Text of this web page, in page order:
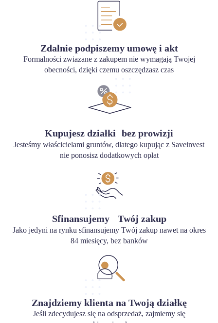
Zdalnie podpiszemy umowę i akt
Formalności zwiazane z zakupem nie wymagają Twojej
obecności, dzięki czemu oszczędzasz czas
Kupujesz działki bez prowizji
Jesteśmy właścicielami gruntów, dlatego kupując z Saveinvest
nie ponosisz dodatkowych opłat
Sfinansujemy Twój zakup
Jako jedyni na rynku sfinansujemy Twój zakup nawet na okres
84 miesięcy, bez banków
Znajdziemy klienta na Twoją działkę
Jeśli zdecydujesz się na odsprzedaż, zajmiemy się